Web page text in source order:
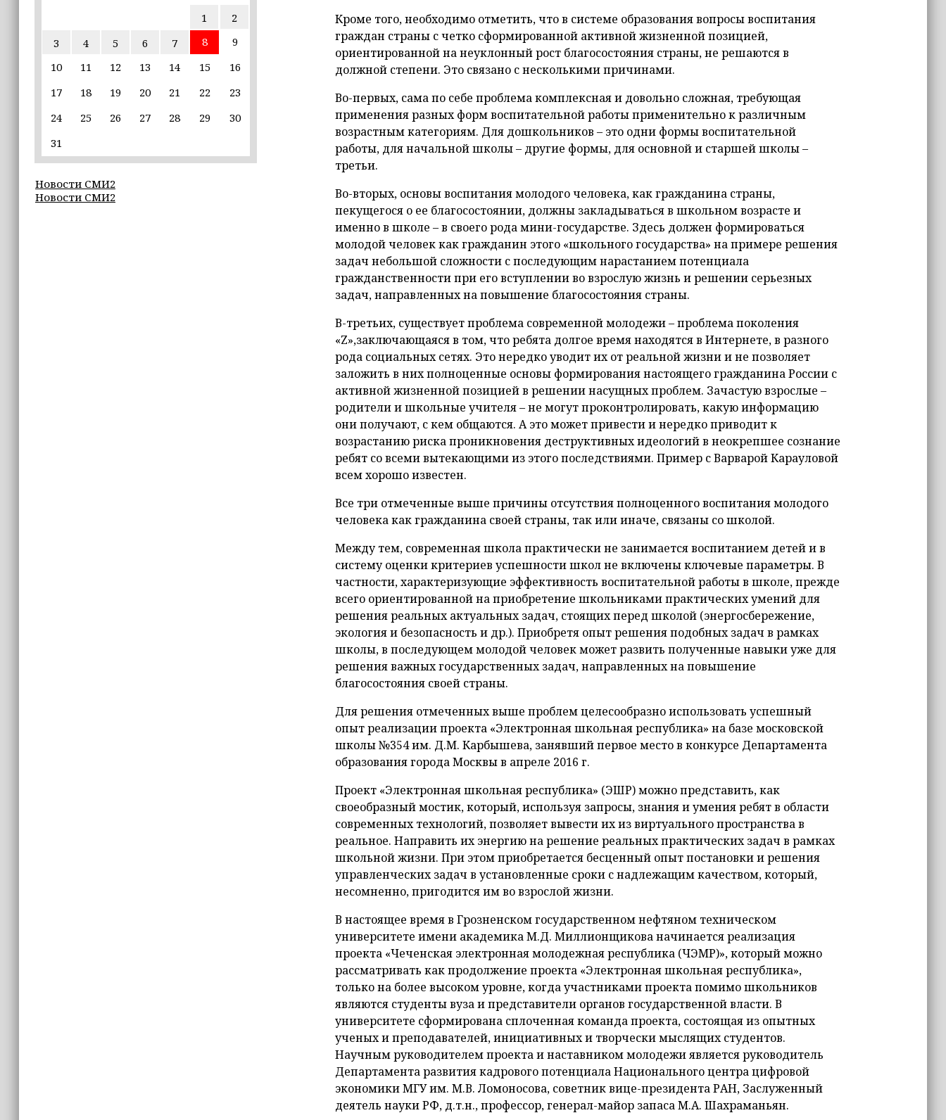
Из бюджета Чечни дополнительно
выделено 505 млн рублей
пострадавшим от паводков
15:35
— стать большой
Избирательные участки Шатоя
готовы к приёму голосов
1
2
3
4 5 6 7 8
9
10
11 12 13 14 15
16
17
18 19 20 21 22
23
24
25 26 27 28 29
30
31
Новости СМИ2
Новости СМИ2
Кроме того, необходимо отметить, что в системе образования вопросы воспитания
граждан страны с четко сформированной активной жизненной позицией,
ориентированной на неуклонный рост благосостояния страны, не решаются в
должной степени. Это связано с несколькими причинами.
Во-первых, сама по себе проблема комплексная и довольно сложная, требующая
применения разных форм воспитательной работы применительно к различным
возрастным категориям. Для дошкольников – это одни формы воспитательной
работы, для начальной школы – другие формы, для основной и старшей школы –
третьи.
Во-вторых, основы воспитания молодого человека, как гражданина страны,
пекущегося о ее благосостоянии, должны закладываться в школьном возрасте и
именно в школе – в своего рода мини-государстве. Здесь должен формироваться
молодой человек как гражданин этого «школьного государства» на примере решения
задач небольшой сложности с последующим нарастанием потенциала
гражданственности при его вступлении во взрослую жизнь и решении серьезных
задач, направленных на повышение благосостояния страны.
В-третьих, существует проблема современной молодежи – проблема поколения
«Z»,заключающаяся в том, что ребята долгое время находятся в Интернете, в разного
рода социальных сетях. Это нередко уводит их от реальной жизни и не позволяет
заложить в них полноценные основы формирования настоящего гражданина России с
активной жизненной позицией в решении насущных проблем. Зачастую взрослые –
родители и школьные учителя – не могут проконтролировать, какую информацию
они получают, с кем общаются. А это может привести и нередко приводит к
возрастанию риска проникновения деструктивных идеологий в неокрепшее сознание
ребят со всеми вытекающими из этого последствиями. Пример с Варварой Карауловой
всем хорошо известен.
Все три отмеченные выше причины отсутствия полноценного воспитания молодого
человека как гражданина своей страны, так или иначе, связаны со школой.
Между тем, современная школа практически не занимается воспитанием детей и в
систему оценки критериев успешности школ не включены ключевые параметры. В
частности, характеризующие эффективность воспитательной работы в школе, прежде
всего ориентированной на приобретение школьниками практических умений для
решения реальных актуальных задач, стоящих перед школой (энергосбережение,
экология и безопасность и др.). Приобретя опыт решения подобных задач в рамках
школы, в последующем молодой человек может развить полученные навыки уже для
решения важных государственных задач, направленных на повышение
благосостояния своей страны.
Для решения отмеченных выше проблем целесообразно использовать успешный
опыт реализации проекта «Электронная школьная республика» на базе московской
школы №354 им. Д.М. Карбышева, занявший первое место в конкурсе Департамента
образования города Москвы в апреле 2016 г.
Проект «Электронная школьная республика» (ЭШР) можно представить, как
своеобразный мостик, который, используя запросы, знания и умения ребят в области
современных технологий, позволяет вывести их из виртуального пространства в
реальное. Направить их энергию на решение реальных практических задач в рамках
школьной жизни. При этом приобретается бесценный опыт постановки и решения
управленческих задач в установленные сроки с надлежащим качеством, который,
несомненно, пригодится им во взрослой жизни.
В настоящее время в Грозненском государственном нефтяном техническом
университете имени академика М.Д. Миллионщикова начинается реализация
проекта «Чеченская электронная молодежная республика (ЧЭМР)», который можно
рассматривать как продолжение проекта «Электронная школьная республика»,
только на более высоком уровне, когда участниками проекта помимо школьников
являются студенты вуза и представители органов государственной власти. В
университете сформирована сплоченная команда проекта, состоящая из опытных
ученых и преподавателей, инициативных и творчески мыслящих студентов.
Научным руководителем проекта и наставником молодежи является руководитель
Департамента развития кадрового потенциала Национального центра цифровой
экономики МГУ им. М.В. Ломоносова, советник вице-президента РАН, Заслуженный
деятель науки РФ, д.т.н., профессор, генерал-майор запаса М.А. Шахраманьян.